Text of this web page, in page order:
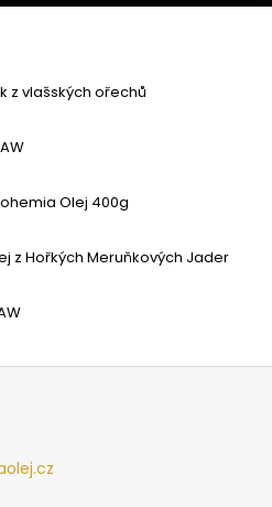
z vlašských ořechů
Olej 400g
z Hořkých Meruňkových Jader